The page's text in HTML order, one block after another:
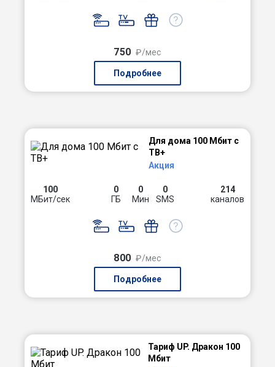
750 ₽/мес
Подробнее
Для дома 100 Мбит с
ТВ+
Акция
100
МБит/сек
0
ГБ
0
Мин
0
SMS
214
каналов
800 ₽/мес
Подробнее
Тариф UP. Дракон 100
Мбит